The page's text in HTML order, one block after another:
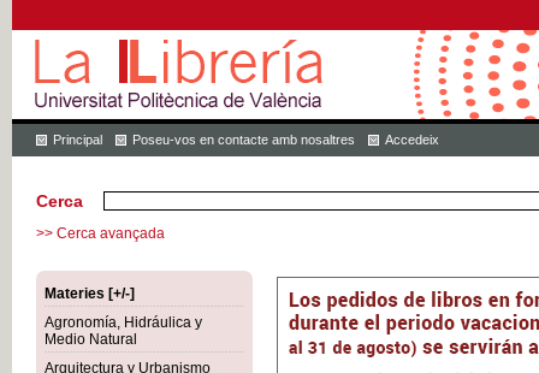
Principal Poseu-vos en contacte amb nosaltres Accedeix
Cerca
>> Cerca avançada
Materies [+/-]
Agronomía, Hidráulica y
Medio Natural
Arquitectura y Urbanismo